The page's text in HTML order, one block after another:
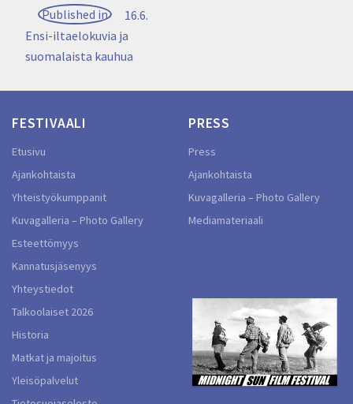
Artikkelien
selaus
Published in
16.6.
Ensi-iltaelokuvia ja
suomalaista kauhua
FESTIVAALI
Etusivu
Ajankohtaista
Yhteistyökumppanit
Kuvagalleria – Photo Gallery
Esteettömyys
Kannatusjäsenyys
Yhteystiedot
Talkoolaiset 2026
Historia
Matkat ja majoitus
Yleisöpalvelut
PRESS
Press
Ajankohtaista
Kuvagalleria – Photo Gallery
Mediamateriaali